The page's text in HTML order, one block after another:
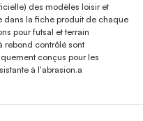
des modèles loisir et
dans la fiche produit de chaque
pour futsal et terrain
rebond contrôlé sont
conçus pour les
à l'abrasion.a